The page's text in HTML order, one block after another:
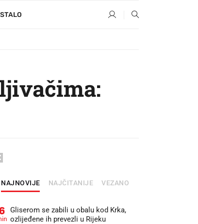
NAJNOVIJE NAJČITANIJE VEZANO
Gliserom se zabili u obalu kod Krka,
ozlijeđene ih prevezli u Rijeku